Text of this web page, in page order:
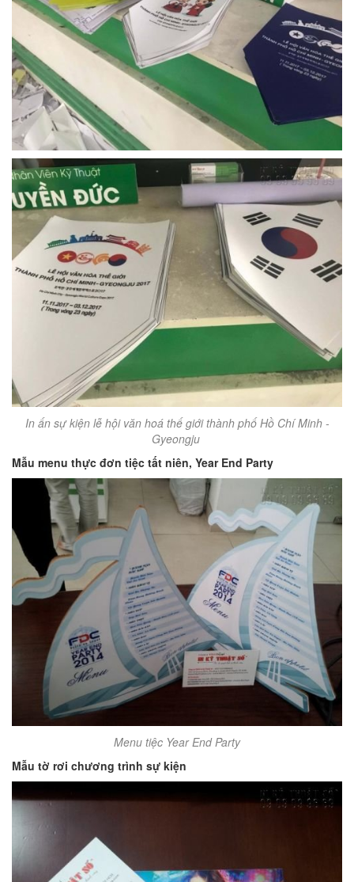
In ấn sự kiện lễ hội văn hoá thế giới thành phố Hồ Chí Minh -
Gyeongju
Mẫu menu thực đơn tiệc tất niên, Year End Party
Menu tiệc Year End Party
Mẫu tờ rơi chương trình sự kiện